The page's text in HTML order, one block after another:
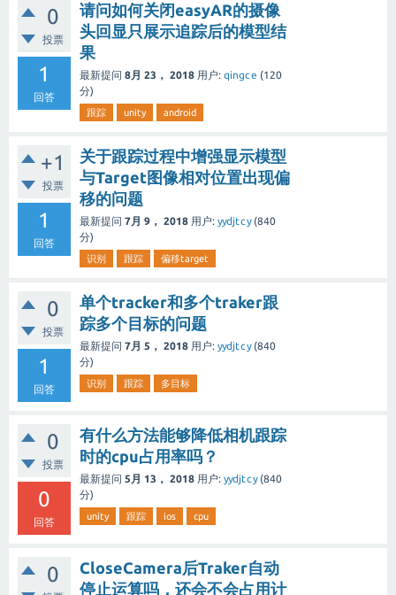
0
投票
1
回答
请问如何关闭easyAR的摄像
头回显只展示追踪后的模型结
果
最新提问 8月 23， 2018 用户: qingce (120
分)
跟踪 unity android
+1
投票
1
回答
关于跟踪过程中增强显示模型
与Target图像相对位置出现偏
移的问题
最新提问 7月 9， 2018 用户: yydjtcy (840
分)
识别 跟踪 偏移target
0
投票
1
回答
单个tracker和多个traker跟
踪多个目标的问题
最新提问 7月 5， 2018 用户: yydjtcy (840
分)
识别 跟踪 多目标
0
投票
0
回答
有什么方法能够降低相机跟踪
时的cpu占用率吗？
最新提问 5月 13， 2018 用户: yydjtcy (840
分)
unity 跟踪 ios cpu
0
CloseCamera后Traker自动
停止运算吗，还会不会占用计